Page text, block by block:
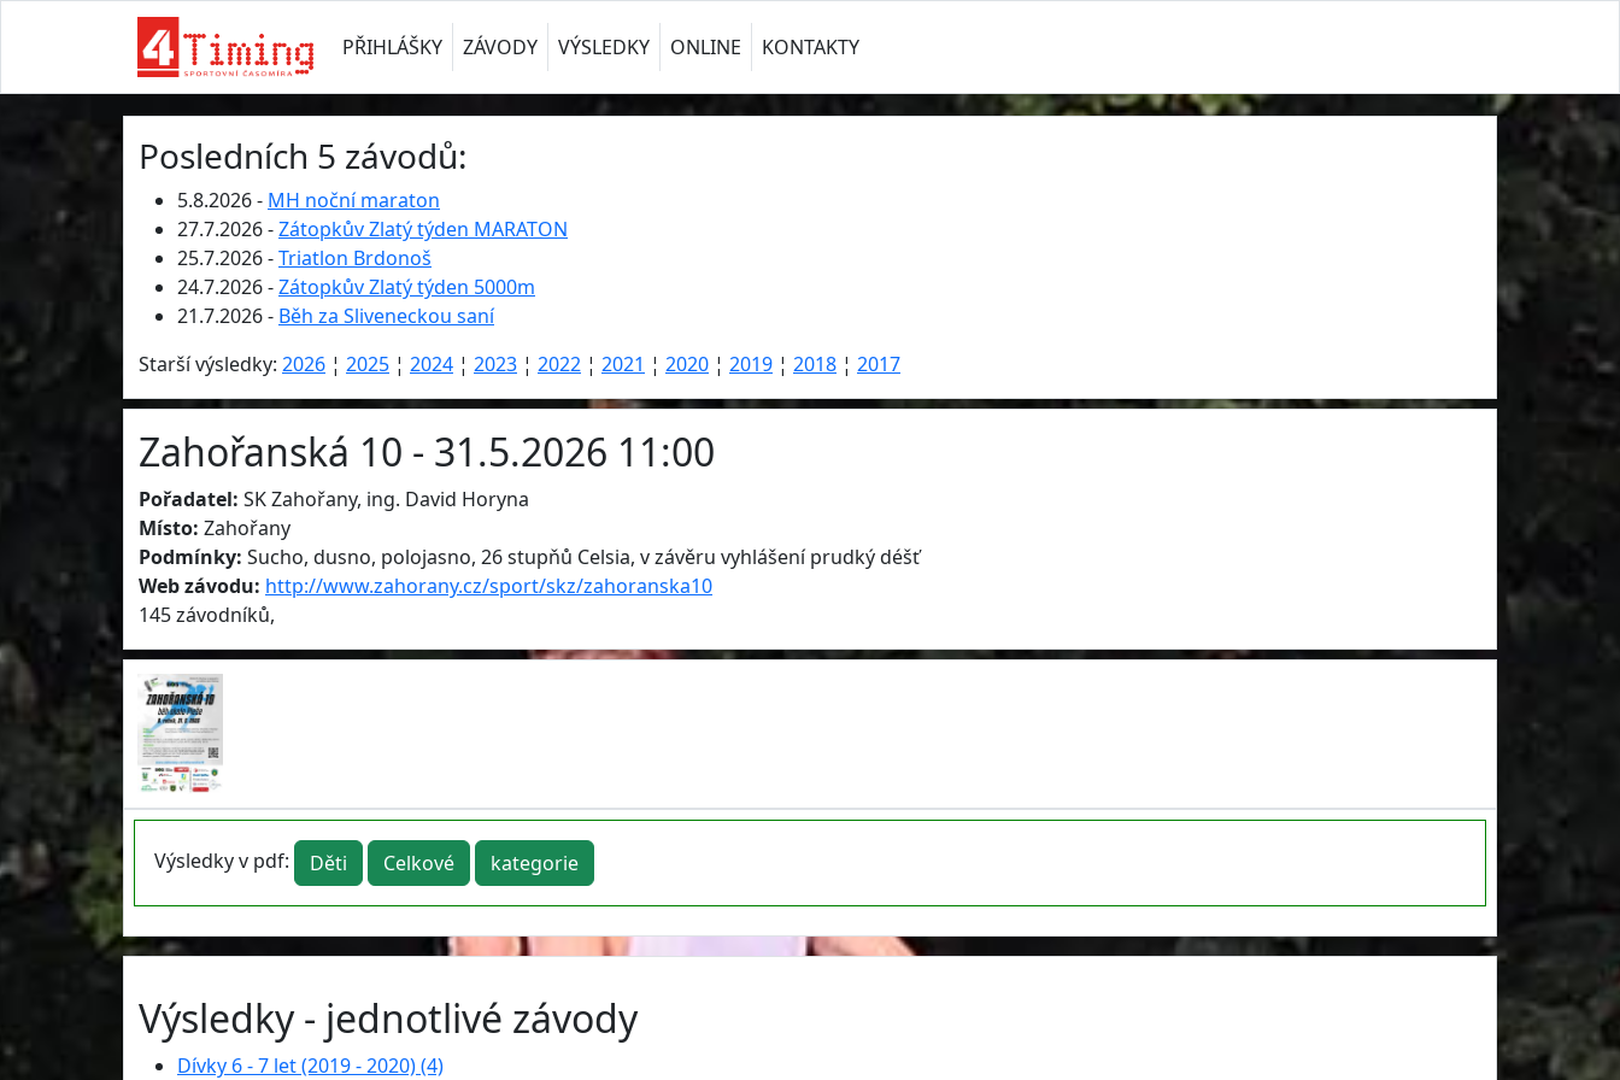
PŘIHLÁŠKY ZÁVODY VÝSLEDKY ONLINE KONTAKTY
Posledních 5 závodů:
5.8.2026 - MH noční maraton
27.7.2026 -Zátopkův Zlatý týden MARATON
25.7.2026 -Triatlon Brdonoš
24.7.2026 -Zátopkův Zlatý týden 5000m
21.7.2026 - Běh za Sliveneckou saní
Starší výsledky: 2026 ¦ 2025 ¦ 2024 ¦ 2023 ¦ 2022 ¦ 2021 ¦ 2020 ¦ 2019 ¦ 2018 ¦ 2017
Zahořanská 10 - 31.5.2026 11:00
Pořadatel: SK Zahořany, ing. David Horyna
Místo: Zahořany
Podmínky: Sucho, dusno, polojasno, 26 stupňů Celsia, v závěru vyhlášení prudký déšť
Web závodu: http://www.zahorany.cz/sport/skz/zahoranska10
145 závodníků,
Výsledky v pdf: Děti Celkové kategorie
Výsledky - jednotlivé závody
Dívky 6 - 7 let (2019 - 2020) (4)